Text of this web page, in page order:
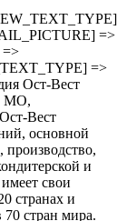
=>
=>
Ост-Вест
МО,
Вест
основной
производство,
и
свои
странах и
стран мира.